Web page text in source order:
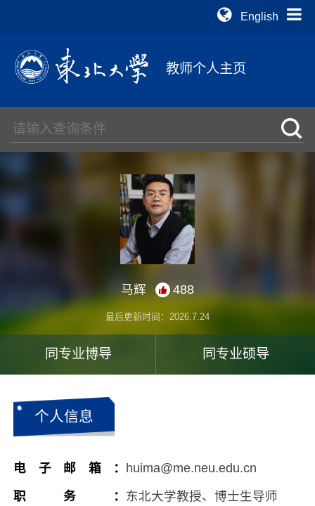
English
教师个人主页
马辉 488
最后更新时间： 2026.7.24
同专业博导 同专业硕导
个人信息
电子邮箱： huima@me.neu.edu.cn
职务： 东北大学教授、博士生导师